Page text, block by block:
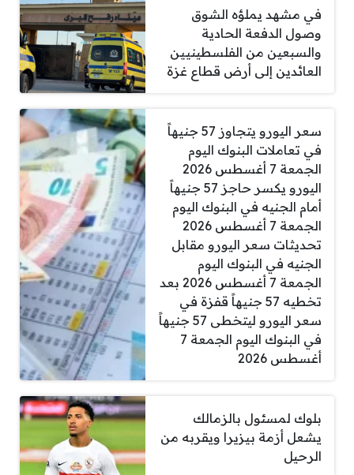
في مشهد يملؤه الشوق
وصول الدفعة الحادية
والسبعين من الفلسطينيين
العائدين إلى أرض قطاع غزة
سعر اليورو يتجاوز 57 جنيهاً
في تعاملات البنوك اليوم
الجمعة 7 أغسطس 2026
اليورو يكسر حاجز 57 جنيهاً
أمام الجنيه في البنوك اليوم
الجمعة 7 أغسطس 2026
تحديثات سعر اليورو مقابل
الجنيه في البنوك اليوم
الجمعة 7 أغسطس 2026 بعد
تخطيه 57 جنيهاً قفزة في
سعر اليورو ليتخطى 57 جنيهاً
في البنوك اليوم الجمعة 7
أغسطس 2026
بلوك لمسئول بالزمالك
يشعل أزمة بيزيرا ويقربه من
الرحيل